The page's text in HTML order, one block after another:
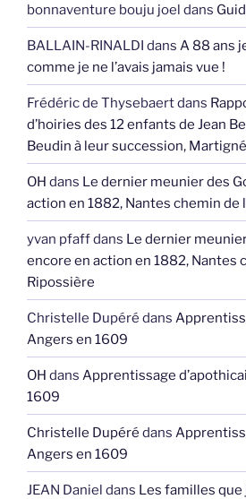
bonnaventure bouju joel dans
BALLAIN-RINALDI dans A 88 ans
comme je ne l’avais jamais vue !
Frédéric de Thysebaertdans
d’hoiries des 12 enfants de Jean
Beudin à leur succession,
OH dans Le dernier meunier des
action en 1882, Nantes chemin de
yvan pfaffdans Le dernier
encore en action en 1882, Nantes
Ripossière
Christelle Dupéré dans
Angers en 1609
OH dans Apprentissage
1609
Christelle Dupéré dans
Angers en 1609
JEAN Daniel dans Les familles que